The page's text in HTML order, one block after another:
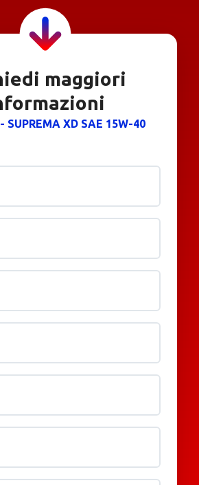
maggiori
SUPREMA XD SAE 15W-40